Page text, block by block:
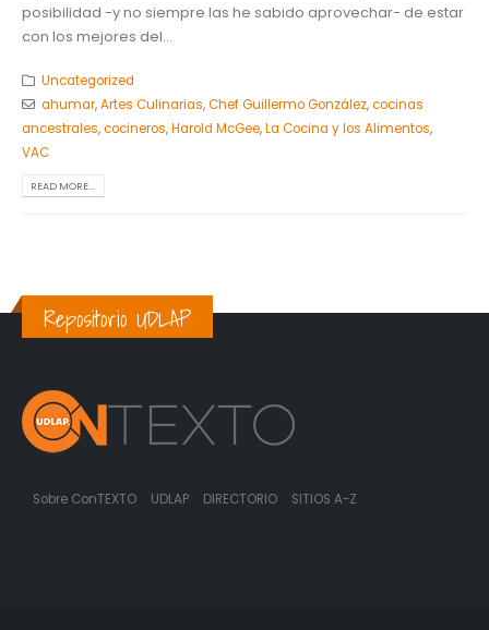
posibilidad -y no siempre las he sabido aprovechar- de estar
con los mejores del...
Uncategorized
ahumar,Artes Culinarias,Chef Guillermo González,cocinas
ancestrales,cocineros,Harold McGee,La Cocina y los Alimentos,
VAC
READ MORE...
Repositorio UDLAP
Sobre ConTEXTO UDLAP DIRECTORIO SITIOS A-Z